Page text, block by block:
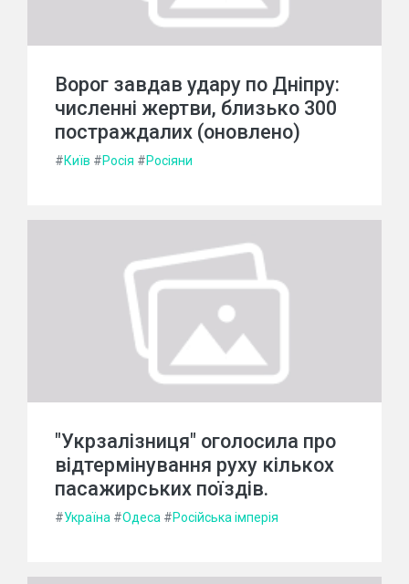
Ворог завдав удару по Дніпру:
численні жертви, близько 300
постраждалих (оновлено)
#Київ #Росія #Росіяни
"Укрзалізниця" оголосила про
відтермінування руху кількох
пасажирських поїздів.
#Україна #Одеса #Російська імперія